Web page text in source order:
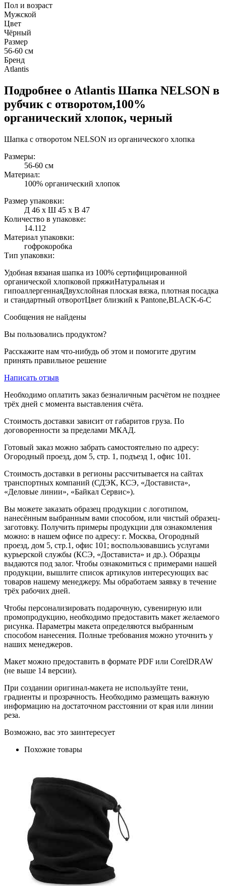
Пол и возраст
Мужской
Цвет
Чёрный
Размер
56-60 см
Бренд
Atlantis
Подробнее о Atlantis Шапка NELSON в
рубчик с отворотом,100%
органический хлопок, черный
Шапка с отворотом NELSON из органического хлопка
Размеры:
56-60 см
Материал:
100% органический хлопок
Размер упаковки:
Д 46 x Ш 45 x В 47
Количество в упаковке:
14.112
Материал упаковки:
гофрокоробка
Тип упаковки:
Удобная вязаная шапка из 100% сертифицированной
органической хлопковой пряжиНатуральная и
гипоаллергеннаяДвухслойная плоская вязка, плотная посадка
и стандартный отворотЦвет близкий к Pantone,BLACK-6-C
Сообщения не найдены
Вы пользовались продуктом?
Расскажите нам что-нибудь об этом и помогите другим
принять правильное решение
Написать отзыв
Необходимо оплатить заказ безналичным расчётом не позднее
трёх дней с момента выставления счёта.
Стоимость доставки зависит от габаритов груза. По
договоренности за пределами МКАД.
Готовый заказ можно забрать самостоятельно по адресу:
Огородный проезд, дом 5, стр. 1, подъезд 1, офис 101.
Стоимость доставки в регионы рассчитывается на сайтах
транспортных компаний (СДЭК, КСЭ, «Достависта»,
«Деловые линии», «Байкал Сервис»).
Вы можете заказать образец продукции с логотипом,
нанесённым выбранным вами способом, или чистый образец-
заготовку. Получить примеры продукции для ознакомления
можно: в нашем офисе по адресу: г. Москва, Огородный
проезд, дом 5, стр.1, офис 101; воспользовавшись услугами
курьерской службы (КСЭ, «Достависта» и др.). Образцы
выдаются под залог. Чтобы ознакомиться с примерами нашей
продукции, вышлите список артикулов интересующих вас
товаров нашему менеджеру. Мы обработаем заявку в течение
трёх рабочих дней.
Чтобы персонализировать подарочную, сувенирную или
промопродукцию, необходимо предоставить макет желаемого
рисунка. Параметры макета определяются выбранным
способом нанесения. Полные требования можно уточнить у
наших менеджеров.
Макет можно предоставить в формате PDF или CorelDRAW
(не выше 14 версии).
При создании оригинал-макета не используйте тени,
градиенты и прозрачность. Необходимо размещать важную
информацию на достаточном расстоянии от края или линии
реза.
Возможно, вас это заинтересует
Похожие товары